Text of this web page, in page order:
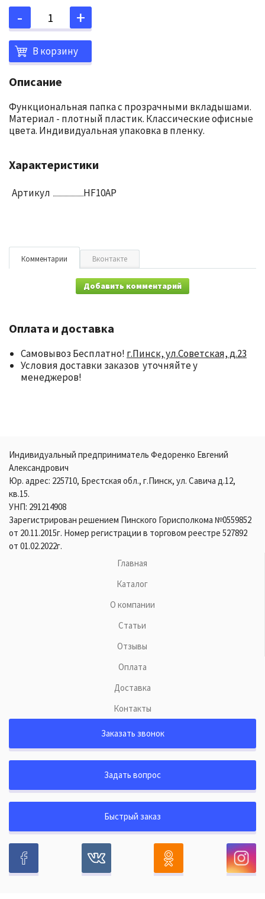
В корзину
Описание
Функциональная папка с прозрачными вкладышами.
Материал - плотный пластик. Классические офисные
цвета. Индивидуальная упаковка в пленку.
Характеристики
Артикул HF10AP
Комментарии Вконтакте
Добавить комментарий
Оплата и доставка
Самовывоз Бесплатно! г.Пинск, ул.Советская, д.23
Условия доставки заказов уточняйте у
менеджеров!
Индивидуальный предприниматель Федоренко Евгений
Александрович
Юр. адрес: 225710, Брестская обл., г.Пинск, ул. Савича д.12,
кв.15.
УНП: 291214908
Зарегистрирован решением Пинского Горисполкома №0559852
от 20.11.2015г. Номер регистрации в торговом реестре 527892
от 01.02.2022г.
Главная
Каталог
О компании
Статьи
Отзывы
Оплата
Доставка
Контакты
Заказать звонок
Задать вопрос
Быстрый заказ